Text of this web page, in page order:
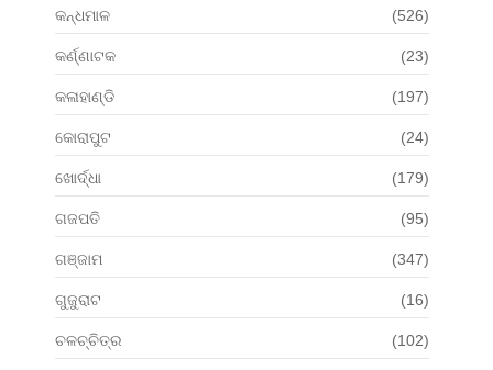
କନ୍ଧମାଳ (526)
କର୍ଣ୍ଣାଟକ (23)
କଳାହାଣ୍ଡି (197)
କୋରାପୁଟ (24)
ଖୋର୍ଦ୍ଧା (179)
ଗଜପତି (95)
ଗଞ୍ଜାମ (347)
ଗୁଜୁରାଟ (16)
ଚଳଚ୍ଚିତ୍ର (102)